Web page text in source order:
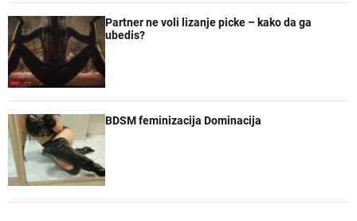
Partner ne voli lizanje picke – kako da ga
ubedis?
BDSM feminizacija Dominacija